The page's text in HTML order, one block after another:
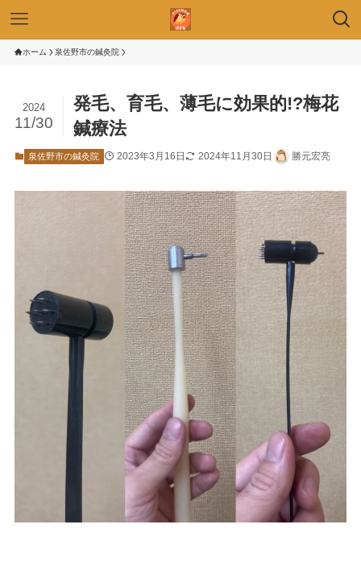
ホーム 泉佐野市の鍼灸院
発毛、育毛、薄毛に効果的!?梅花
鍼療法
2024
11/30
泉佐野市の鍼灸院 2023年3月16日 2024年11月30日 勝元宏亮